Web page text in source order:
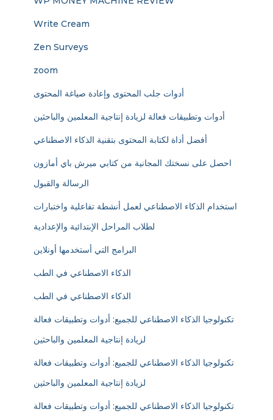
Write Cream
Zen Surveys
zoom
أدوات جلب المحتوى وإعادة صياغة المحتوى
أدوات وتطبيقات فعالة لزيادة إنتاجية المعلمين والباحثين
أفضل أداة لكتابة المحتوى بتقنية الذكاء الاصطناعي
احصل على نسختك المجانية من كتابي ميرش باي أمازون
الرسالة والقبول
استخدام الذكاء الاصطناعي لعمل أنشطة تفاعلية واختبارات
لطلاب المراحل الإبتدائية والإعدادية
البرامج التي أستخدمها أونلاين
الذكاء الاصطناعي في الطب
الذكاء الاصطناعي في الطب
تكنولوجيا الذكاء الاصطناعي للجميع: أدوات وتطبيقات فعالة
لزيادة إنتاجية المعلمين والباحثين
تكنولوجيا الذكاء الاصطناعي للجميع: أدوات وتطبيقات فعالة
لزيادة إنتاجية المعلمين والباحثين
تكنولوجيا الذكاء الاصطناعي للجميع: أدوات وتطبيقات فعالة